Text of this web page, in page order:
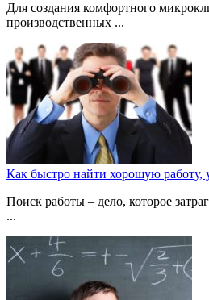
Для создания комфортного
производственных ...
Как быстро найти хорошую работу,
Поиск работы – дело, которое
...